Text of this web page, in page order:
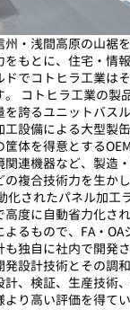
州・浅間高原の山裾
もとに、住宅・情
ドでコトヒラ工業は
コトヒラ工業の製
を誇るユニットバス
工設備による大型製
体を得意とする
関連機器など、製造
複合技術力を生か
化されたパネル加工
度に自動省力化さ
るもので、FA・
独自に社内で開発
発設計技術とその調
計、検証、生産技術
り高い評価を得てい